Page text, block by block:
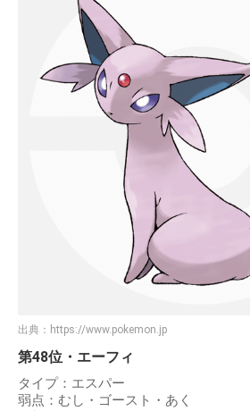
出典： https://www.pokemon.jp
第48位・エーフィ
タイプ：エスパー
弱点：むし・ゴースト・あく